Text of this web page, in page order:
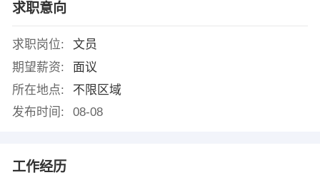
求职意向
求职岗位:
文员
期望薪资:
面议
所在地点:
不限区域
发布时间:
08-08
工作经历